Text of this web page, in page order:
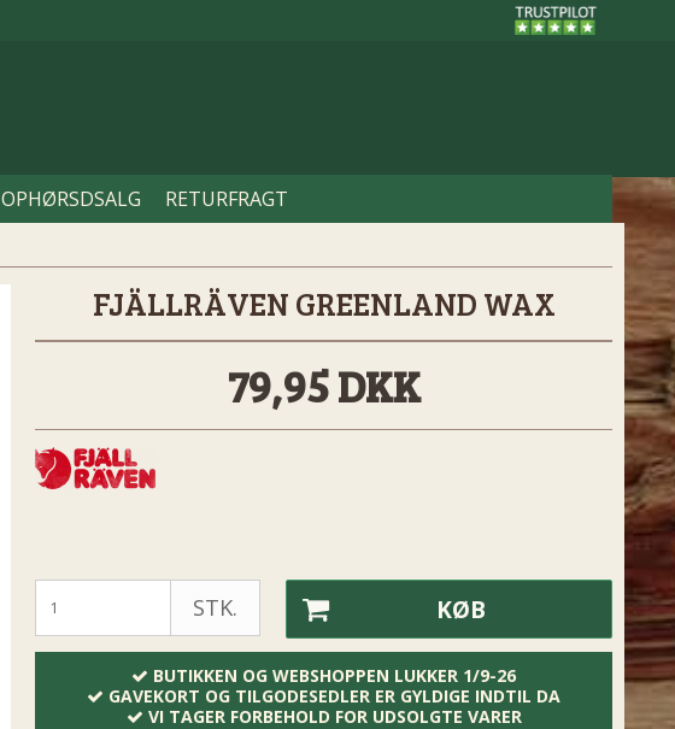
OPHØRSDSALG RETURFRAGT
FJÄLLRÄVEN GREENLAND WAX
79,95 DKK
STK. KØB
BUTIKKEN OG WEBSHOPPEN LUKKER 1/9-26
GAVEKORT OG TILGODESEDLER ER GYLDIGE INDTIL DA
VI TAGER FORBEHOLD FOR UDSOLGTE VARER